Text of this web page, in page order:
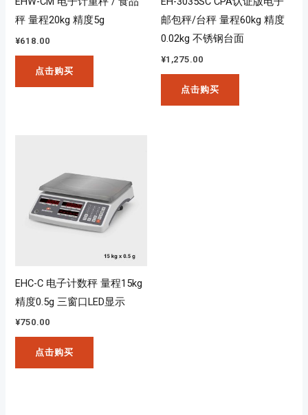
秤 量程20kg 精度5g
¥618.00
点击购买
邮包秤/台秤 量程60kg 精度
0.02kg 不锈钢台面
¥1,275.00
点击购买
EHC-C 电子计数秤 量程15kg
精度0.5g 三窗口LED显示
¥750.00
点击购买